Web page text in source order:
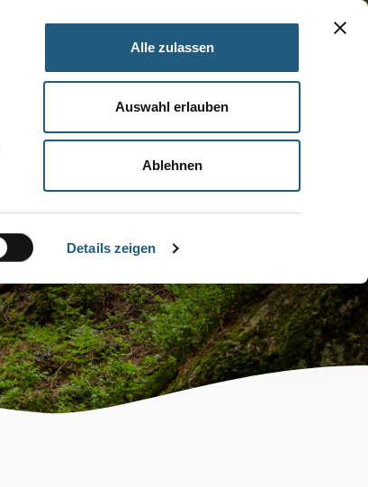
Details zeigen
Alle zulassen
Auswahl erlauben
Ablehnen